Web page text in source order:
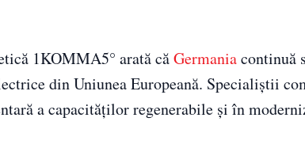
1KOMMA5° arată căGermaniacontinuă
din Uniunea Europeană. Specialiștii
a capacităților regenerabile și în